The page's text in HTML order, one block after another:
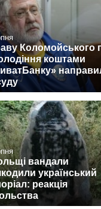
Коломойського
коштами
вандали
український
реакція